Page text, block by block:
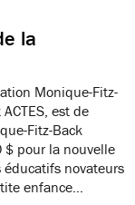
la
Monique-Fitz-
est de
Fitz-Back
$ pour la nouvelle
novateurs
enfance…